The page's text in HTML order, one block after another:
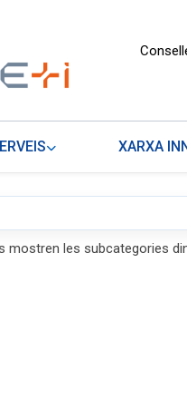
XARXA
mostren les subcategories